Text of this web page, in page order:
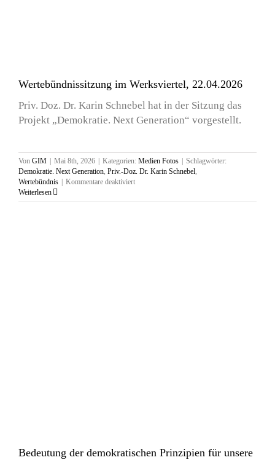
Wertebündnissitzung im Werksviertel, 22.04.2026
Priv. Doz. Dr. Karin Schnebel hat in der Sitzung das
Projekt „Demokratie. Next Generation“ vorgestellt.
Von GIM | Mai 8th, 2026 | Kategorien: Medien Fotos | Schlagwörter:
Demokratie. Next Generation, Priv.-Doz. Dr. Karin Schnebel,
Wertebündnis | Kommentare deaktiviertfür
im
Weiterlesen
Bedeutung der demokratischen Prinzipien für unsere